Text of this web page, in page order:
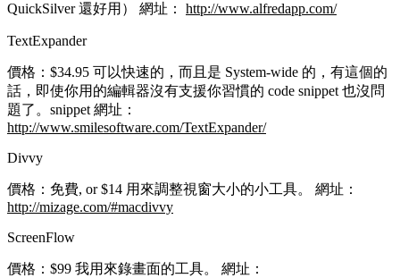
QuickSilver 還好用） 網址： http://www.alfredapp.com/
TextExpander
價格：$34.95 可以快速的，而且是 System-wide 的，有這個的
話，即使你用的編輯器沒有支援你習慣的 code snippet 也沒問
題了。snippet 網址：
http://www.smilesoftware.com/TextExpander/
Divvy
價格：免費, or $14 用來調整視窗大小的小工具。 網址：
http://mizage.com/#macdivvy
ScreenFlow
價格：$99 我用來錄畫面的工具。 網址：